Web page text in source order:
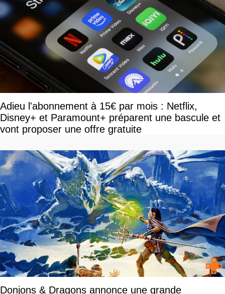
Adieu l'abonnement à 15€ par mois : Netflix,
Disney+ et Paramount+ préparent une bascule et
vont proposer une offre gratuite
Donjons & Dragons annonce une grande